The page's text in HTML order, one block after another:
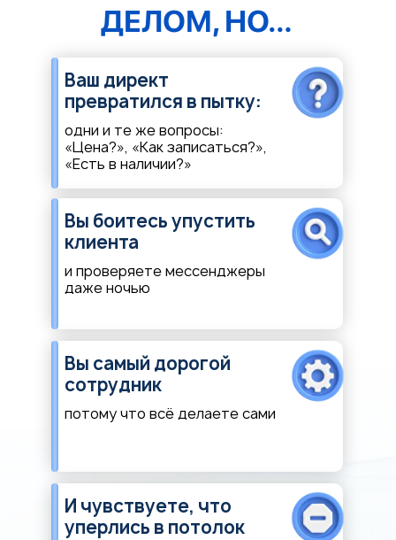
ДЕЛОМ, НО…
одни и те же вопросы:
«Цена?», «Как записаться?»,
«Есть в наличии?»
Ваш директ
превратился в пытку:
и проверяете мессенджеры
даже ночью
Вы боитесь упустить
клиента
потому что всё делаете сами
Вы самый дорогой
сотрудник
И чувствуете, что
уперлись в потолок